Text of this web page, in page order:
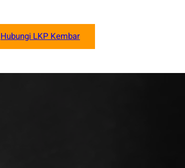
Hubungi LKP Kembar